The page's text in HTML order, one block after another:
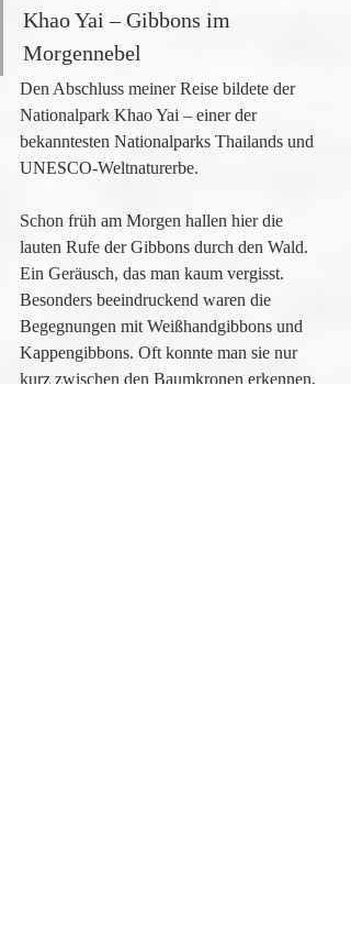
Khao Yai – Gibbons im
Morgennebel
Den Abschluss meiner Reise bildete der
Nationalpark Khao Yai – einer der
bekanntesten Nationalparks Thailands und
UNESCO-Weltnaturerbe.
Schon früh am Morgen hallen hier die
lauten Rufe der Gibbons durch den Wald.
Ein Geräusch, das man kaum vergisst.
Besonders beeindruckend waren die
Begegnungen mit Weißhandgibbons und
Kappengibbons. Oft konnte man sie nur
kurz zwischen den Baumkronen erkennen,